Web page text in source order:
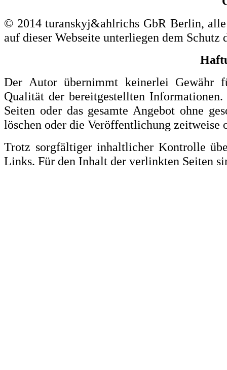
© 2014 turanskyj&ahlrichs GbR Berlin,
auf dieser Webseite unterliegen dem Schutz
Der Autor übernimmt keinerlei Gewähr
Qualität der bereitgestellten
Seiten oder das gesamte Angebot ohne
löschen oder die Veröffentlichung zeitweise
Trotz sorgfältiger inhaltlicher Kontrolle
Links. Für den Inhalt der verlinkten Seiten